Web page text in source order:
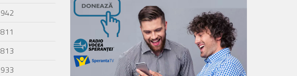
942
811
813
933